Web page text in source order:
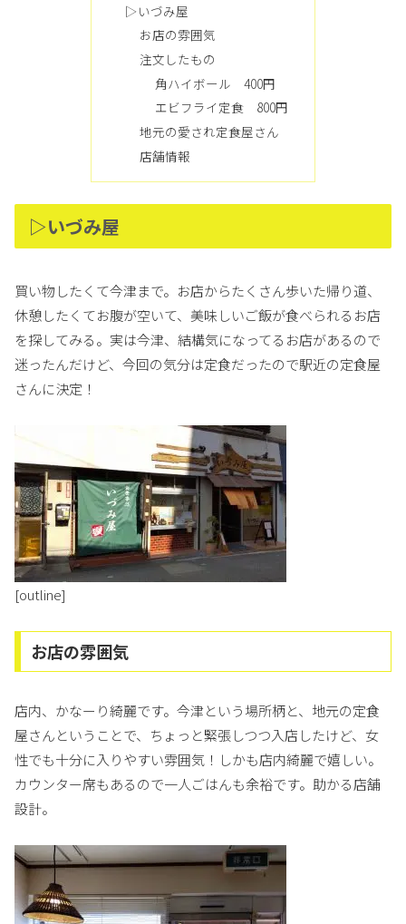
▷いづみ屋
お店の雰囲気
注文したもの
角ハイボール 400円
エビフライ定食 800円
地元の愛され定食屋さん
店舗情報
▷いづみ屋
買い物したくて今津まで。お店からたくさん歩いた帰り道、
休憩したくてお腹が空いて、美味しいご飯が食べられるお店
を探してみる。実は今津、結構気になってるお店があるので
迷ったんだけど、今回の気分は定食だったので駅近の定食屋
さんに決定！
[outline]
お店の雰囲気
店内、かなーり綺麗です。今津という場所柄と、地元の定食
屋さんということで、ちょっと緊張しつつ入店したけど、女
性でも十分に入りやすい雰囲気！しかも店内綺麗で嬉しい。
カウンター席もあるので一人ごはんも余裕です。助かる店舗
設計。